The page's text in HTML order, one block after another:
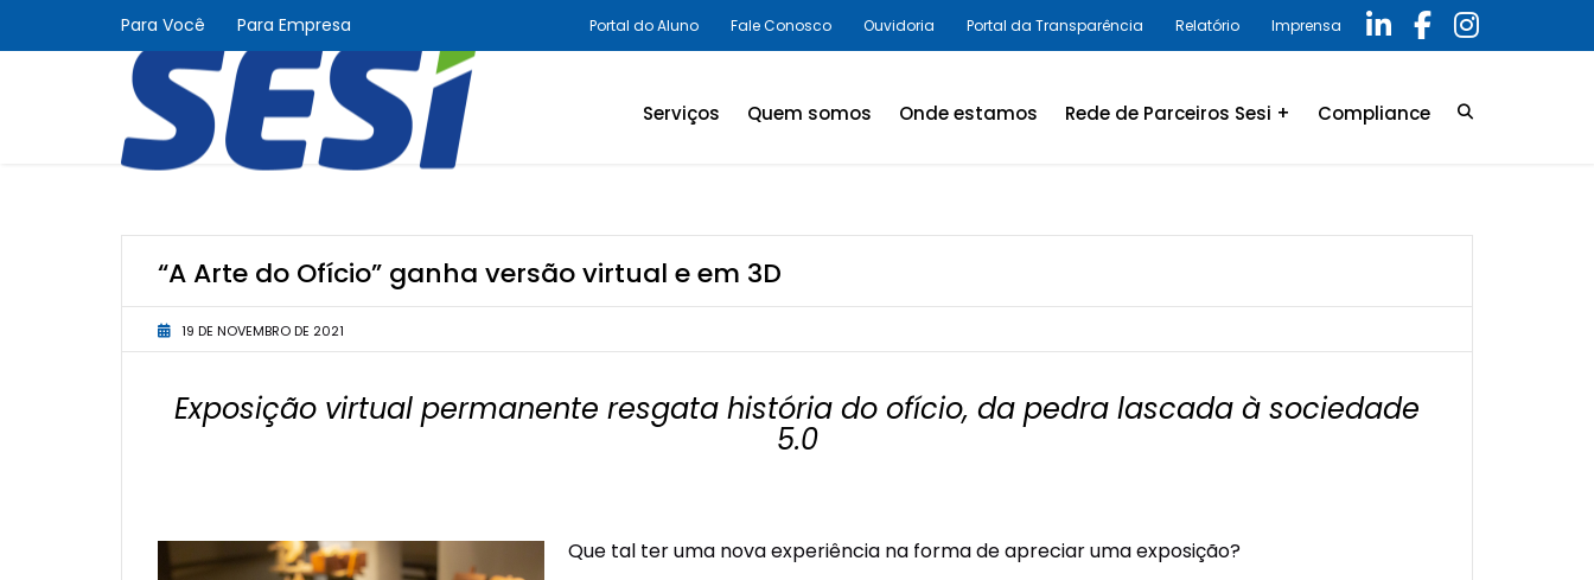
Para Você Para Empresa Portal do Aluno Fale Conosco Ouvidoria Portal da Transparência Relatório Imprensa
Serviços
Avaliações Ambientais e
Laudos Técnicos
Palestras e Cursos
Unidades Móveis
Quem somos Onde estamos Rede de Parceiros Sesi + Compliance
Programa de Compliance
“A Arte do Ofício” ganha versão virtual e em 3D
19 DE NOVEMBRO DE 2021
Exposição virtual permanente resgata história do ofício, da pedra lascada à sociedade
5.0
Que tal ter uma nova experiência na forma de apreciar uma exposição?